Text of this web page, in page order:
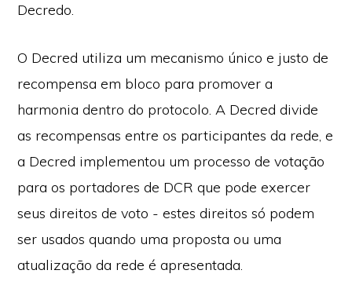
Decredo.
O Decred utiliza um mecanismo único e justo de
recompensa em bloco para promover a
harmonia dentro do protocolo. A Decred divide
as recompensas entre os participantes da rede, e
a Decred implementou um processo de votação
para os portadores de DCR que pode exercer
seus direitos de voto - estes direitos só podem
ser usados quando uma proposta ou uma
atualização da rede é apresentada.